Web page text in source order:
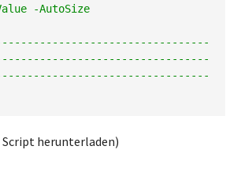
-AutoSize
herunterladen)